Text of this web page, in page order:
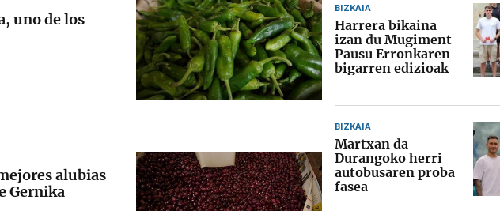
uno de los
alubias
Gernika
BIZKAIA
Harrera bikaina
izan du Mugiment
Pausu Erronkaren
bigarren edizioak
BIZKAIA
Martxan da
Durangoko herri
autobusaren proba
fasea